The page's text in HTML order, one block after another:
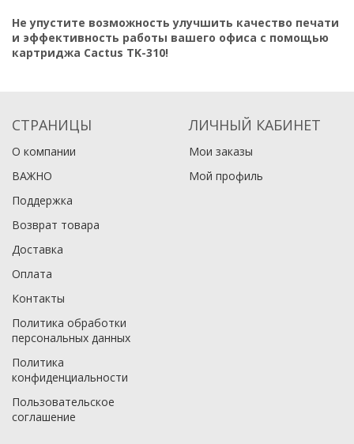
Не упустите возможность улучшить качество печати
и эффективность работы вашего офиса с помощью
картриджа Cactus TK-310!
СТРАНИЦЫ
О компании
ВАЖНО
Поддержка
Возврат товара
Доставка
Оплата
Контакты
Политика обработки
персональных данных
Политика
конфиденциальности
Пользовательское
соглашение
ЛИЧНЫЙ КАБИНЕТ
Мои заказы
Мой профиль